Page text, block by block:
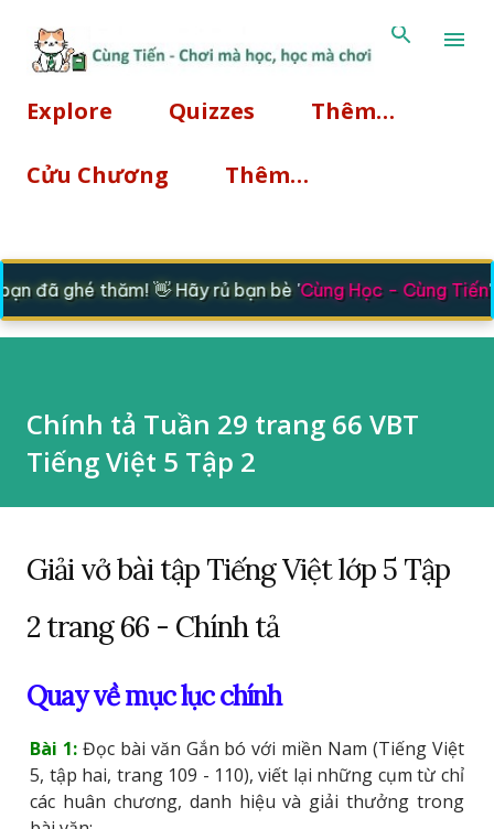
Explore Quizzes Thêm…
Cửu Chương Thêm…
đã ghé thăm! 👋 Hãy rủ bạn bè 'Cùng Học - Cùng Tiến'
Chính tả Tuần 29 trang 66 VBT
Tiếng Việt 5 Tập 2
Giải vở bài tập Tiếng Việt lớp 5 Tập
2 trang 66 - Chính tả
Quay về mục lục chính
Bài 1: Đọc bài văn Gắn bó với miền Nam (Tiếng Việt
5, tập hai, trang 109 - 110), viết lại những cụm từ chỉ
các huân chương, danh hiệu và giải thưởng trong